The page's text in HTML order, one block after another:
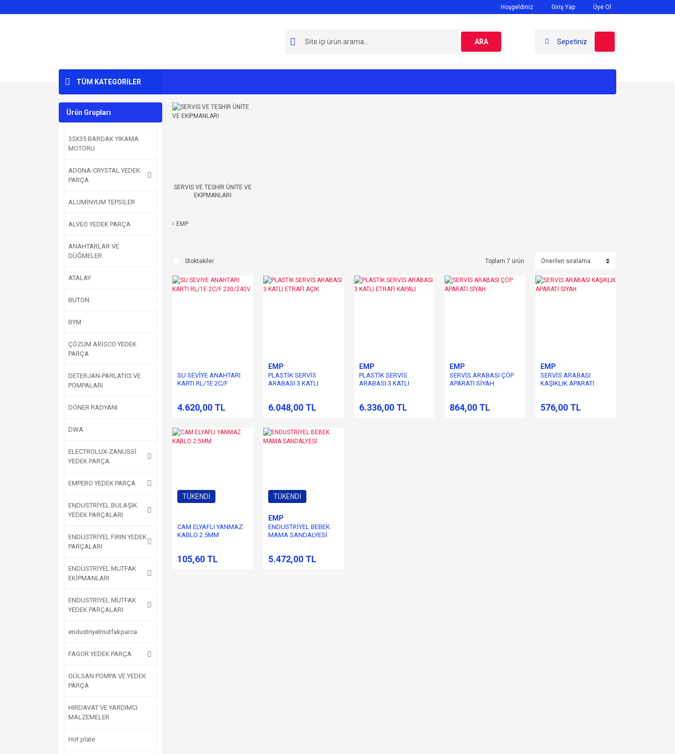
Hoşgeldiniz Giriş Yap Üye Ol
ARA Sepetiniz
TÜM KATEGORİLER
Ürün Grupları
35X35 BARDAK YIKAMA
MOTORU
ADONA-CRYSTAL YEDEK
PARÇA
ALUMİNYUM TEPSİLER
ALVEO YEDEK PARÇA
ANAHTARLAR VE
DÜĞMELER
ATALAY
BUTON
BYM
ÇÖZÜM ARİSCO YEDEK
PARÇA
DETERJAN-PARLATICI VE
POMPALARI
DÖNER RADYANI
DWA
ELECTROLUX-ZANUSSİ
YEDEK PARÇA
EMPERO YEDEK PARÇA
ENDUSTRİYEL BULAŞIK
YEDEK PARÇALARI
ENDUSTRİYEL FIRIN YEDEK
PARÇALARI
ENDÜSTRİYEL MUTFAK
EKİPMANLARI
ENDUSTRİYEL MUTFAK
YEDEK PARÇALARI
endustriyelmutfakparca
FAGOR YEDEK PARÇA
GÜLSAN POMPA VE YEDEK
PARÇA
HIRDAVAT VE YARDIMCI
MALZEMELER
Hot plate
SERVİS VE TESHİR ÜNİTE VE
EKİPMANLARI
EMP
Stoktakiler Toplam 7 ürün
SU SEVİYE ANAHTARI
KARTI RL/1E 2C/F
4.620,00 TL
EMP
PLASTİK SERVİS
ARABASI 3 KATLI
6.048,00 TL
EMP
PLASTİK SERVİS
ARABASI 3 KATLI
6.336,00 TL
EMP
SERVİS ARABASI ÇÖP
APARATI SİYAH
864,00 TL
EMP
SERVİS ARABASI
KAŞIKLIK APARATI
576,00 TL
TÜKENDİ
CAM ELYAFLI YANMAZ
KABLO 2.5MM
105,60 TL
TÜKENDİ
EMP
ENDUSTRİYEL BEBEK
MAMA SANDALYESİ
5.472,00 TL